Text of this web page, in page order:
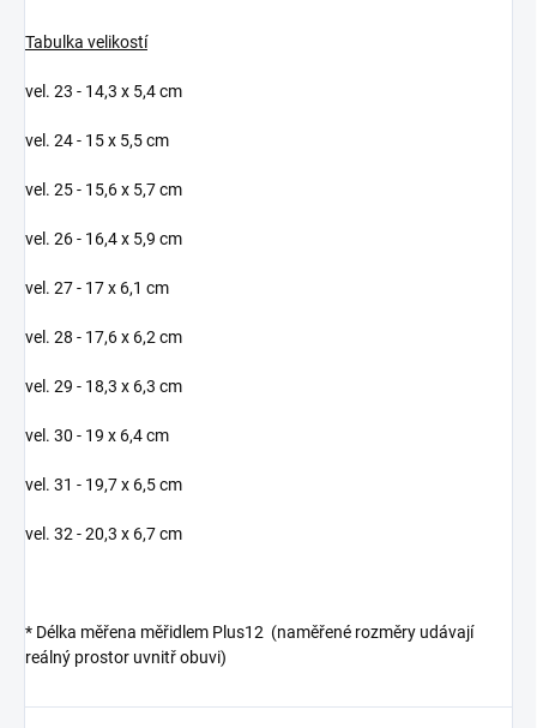
Tabulka velikostí
vel. 23 - 14,3 x 5,4 cm
vel. 24 - 15 x 5,5 cm
vel. 25 - 15,6 x 5,7 cm
vel. 26 - 16,4 x 5,9 cm
vel. 27 - 17 x 6,1 cm
vel. 28 - 17,6 x 6,2 cm
vel. 29 - 18,3 x 6,3 cm
vel. 30 - 19 x 6,4 cm
vel. 31 - 19,7 x 6,5 cm
vel. 32 - 20,3 x 6,7 cm
* Délka měřena měřidlem Plus12 (naměřené rozměry udávají
reálný prostor uvnitř obuvi)